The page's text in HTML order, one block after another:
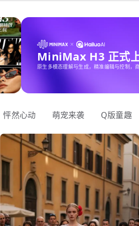
MiniMax H3 正式
原生多模态理解与生成，精准编辑与控制，
怦然心动 萌宠来袭 Q版童趣